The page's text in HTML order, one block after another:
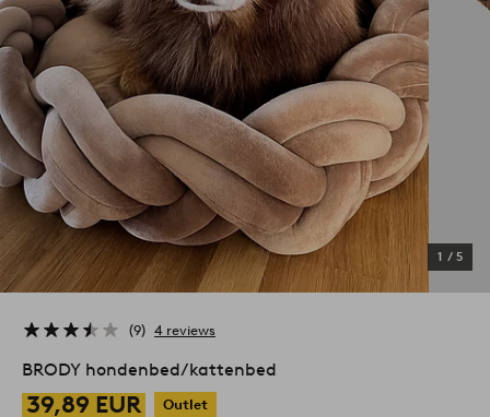
1 / 5
9 4 reviews
BRODY hondenbed/kattenbed
39,89 EUR
Outlet